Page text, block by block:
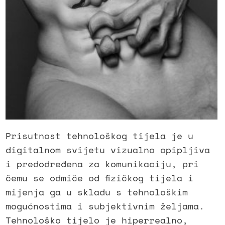
Prisutnost tehnološkog tijela je u
digitalnom svijetu vizualno opipljiva
i predodređena za komunikaciju, pri
čemu se odmiče od fizičkog tijela i
mijenja ga u skladu s tehnološkim
mogućnostima i subjektivnim željama.
Tehnološko tijelo je hiperrealno,